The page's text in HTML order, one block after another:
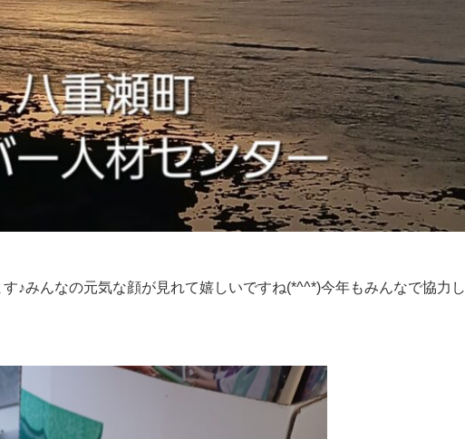
♪みんなの元気な顔が見れて嬉しいですね(*^^*)今年もみんなで協力し